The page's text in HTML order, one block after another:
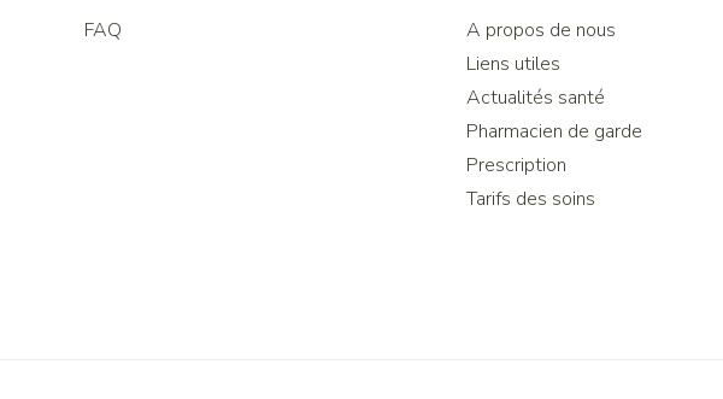
FAQ
A propos de nous
Liens utiles
Actualités santé
Pharmacien de garde
Prescription
Tarifs des soins